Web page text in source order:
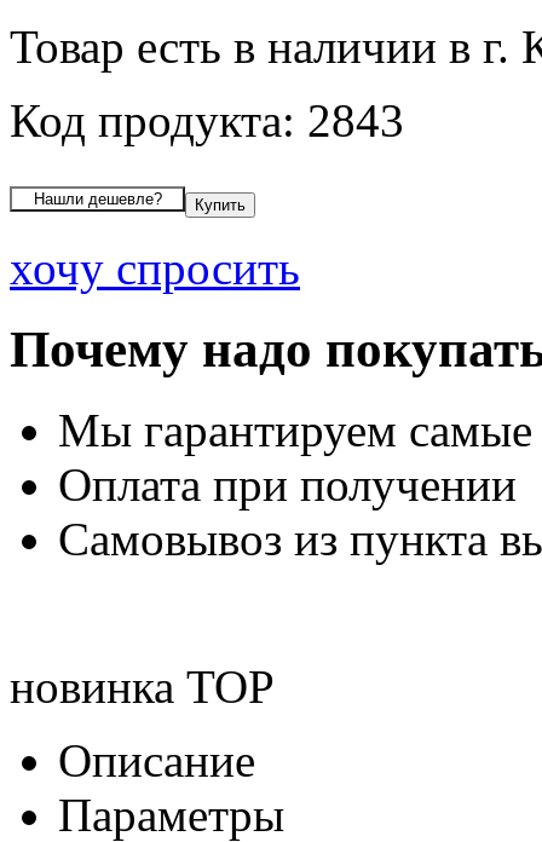
Товар есть в наличии в г.
Код продукта: 2843
хочу спросить
Почему надо
Мы гарантируем
Оплата при получении
Самовывоз из пункта
новинка TOP
Описание
Параметры